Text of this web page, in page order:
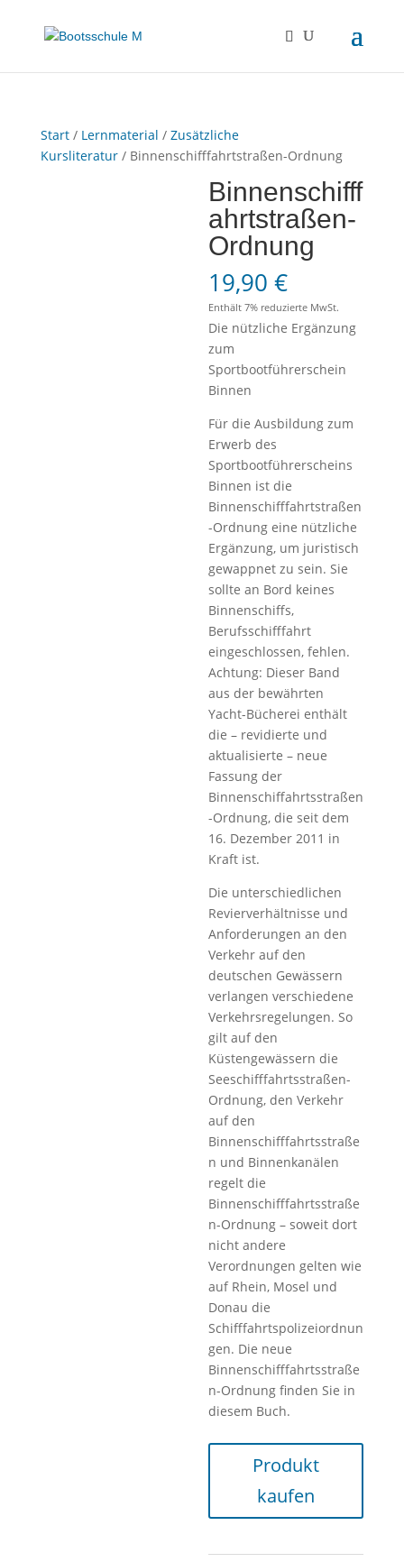
Start/ Lernmaterial / Zusätzliche
Kursliteratur/ Binnenschifffahrtstraßen-Ordnung
Binnenschifff
ahrtstraßen-
Ordnung
19,90€
Enthält 7% reduzierte MwSt.
Die nützliche Ergänzung
zum
Sportbootführerschein
Binnen
Für die Ausbildung zum
Erwerb des
Sportbootführerscheins
Binnen ist die
Binnenschifffahrtstraßen
-Ordnung eine nützliche
Ergänzung, um juristisch
gewappnet zu sein. Sie
sollte an Bord keines
Binnenschiffs,
Berufsschifffahrt
eingeschlossen, fehlen.
Achtung: Dieser Band
aus der bewährten
Yacht-Bücherei enthält
die – revidierte und
aktualisierte – neue
Fassung der
Binnenschiffahrtsstraßen
-Ordnung, die seit dem
16. Dezember 2011 in
Kraft ist.
Die unterschiedlichen
Revierverhältnisse und
Anforderungen an den
Verkehr auf den
deutschen Gewässern
verlangen verschiedene
Verkehrsregelungen. So
gilt auf den
Küstengewässern die
Seeschifffahrtsstraßen-
Ordnung, den Verkehr
auf den
Binnenschifffahrtsstraße
n und Binnenkanälen
regelt die
Binnenschifffahrtsstraße
n-Ordnung – soweit dort
nicht andere
Verordnungen gelten wie
auf Rhein, Mosel und
Donau die
Schifffahrtspolizeiordnun
gen. Die neue
Binnenschifffahrtsstraße
n-Ordnung finden Sie in
diesem Buch.
Produkt
kaufen